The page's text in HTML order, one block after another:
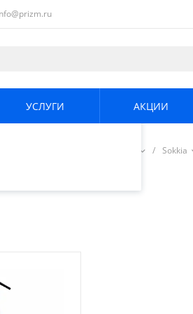
и
Продолжая
использования.
.
УСЛУГИ АКЦИИ
/ Sokkia